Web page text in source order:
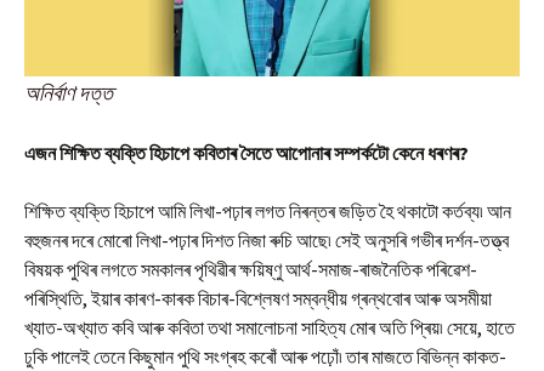
অনিৰ্বাণ দত্ত
এজনশিক্ষিতব্যক্তিহিচাপেকবিতাৰসৈতেআপোনাৰসম্পৰ্কটোকেনেধৰণৰ?
শিক্ষিত ব্যক্তি হিচাপে আমি লিখা-পঢ়াৰ লগত নিৰন্তৰ জড়িত হৈ থকাটো কৰ্তব্য৷ আন
বহুজনৰ দৰে মোৰো লিখা-পঢ়াৰ দিশত নিজা ৰুচি আছে৷ সেই অনুসৰি গভীৰ দৰ্শন-তত্ত্ব
বিষয়ক পুথিৰ লগতে সমকালৰ পৃথিৱীৰ ক্ষয়িষ্ণু আৰ্থ-সমাজ-ৰাজনৈতিক পৰিৱেশ-
পৰিস্থিতি, ইয়াৰ কাৰণ-কাৰক বিচাৰ-বিশ্লেষণ সম্বন্ধীয় গ্ৰন্থবোৰ আৰু অসমীয়া
খ্যাত-অখ্যাত কবি আৰু কবিতা তথা সমালোচনা সাহিত্য মোৰ অতি প্ৰিয়৷ সেয়ে, হাতে
ঢুকি পালেই তেনে কিছুমান পুথি সংগ্ৰহ কৰোঁ আৰু পঢ়োঁ৷ তাৰ মাজতে বিভিন্ন কাকত-